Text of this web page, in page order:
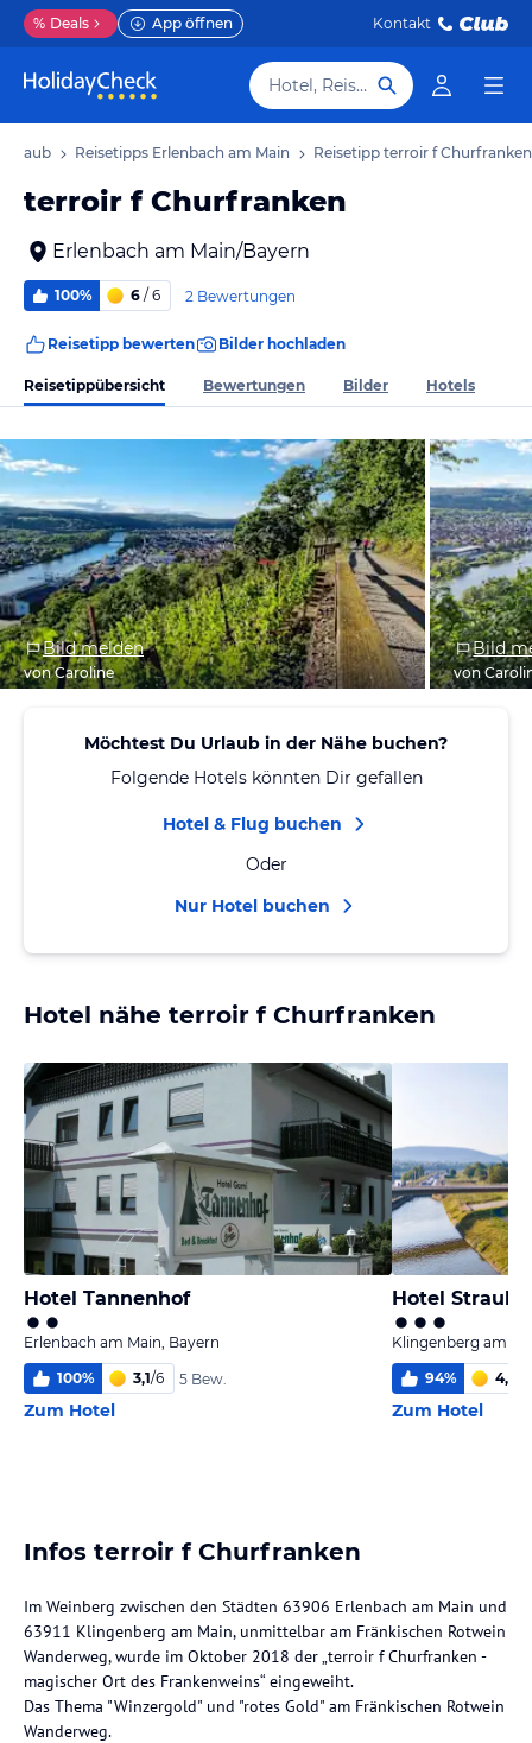
% Deals App öffnen Kontakt
Hotel, Reiseziel
Urlaub Reisetipps Erlenbach am Main Reisetipp terroir f Churfranken
terroir f Churfranken
Erlenbach am Main/Bayern
100% 6 / 6 2 Bewertungen
Reisetipp bewerten Bilder hochladen
Reisetippübersicht Bewertungen Bilder Hotels
Bild melden
von Caroline
Bild
von
Möchtest Du Urlaub in der Nähe buchen?
Folgende Hotels könnten Dir gefallen
Hotel & Flug buchen
Oder
Nur Hotel buchen
Hotel nähe terroir f Churfranken
Hotel Tannenhof
Erlenbach am Main, Bayern
100% 3,1/6 5 Bew.
Zum Hotel
Hotel
Klingenberg am
94% 4,0
Zum Hotel
Infos terroir f Churfranken
Im Weinberg zwischen den Städten 63906 Erlenbach am Main und
63911 Klingenberg am Main, unmittelbar am Fränkischen Rotwein
Wanderweg, wurde im Oktober 2018 der „terroir f Churfranken -
magischer Ort des Frankenweins“ eingeweiht.
Das Thema "Winzergold" und "rotes Gold" am Fränkischen Rotwein
Wanderweg.